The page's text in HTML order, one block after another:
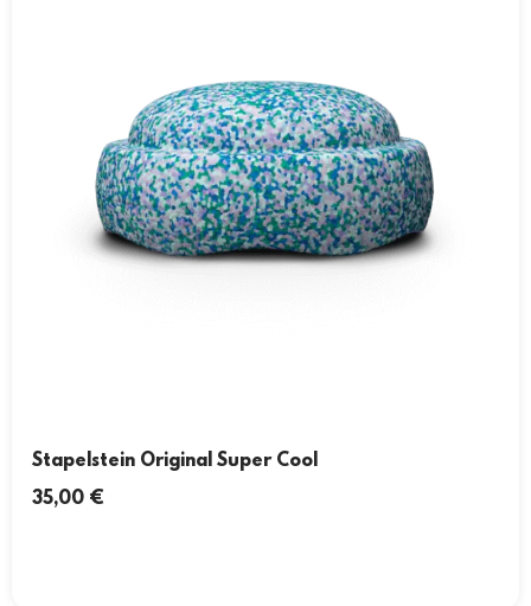
Stapelstein Original Super Cool
35,00 €